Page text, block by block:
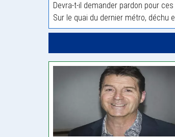
Devra-t-il demander pardon pour
Sur le quai du dernier métro, déchu